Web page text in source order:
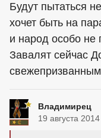
Будут пытаться
хочет быть на
и народ особо не
Завалят сейчас
Владимирец
19 августа